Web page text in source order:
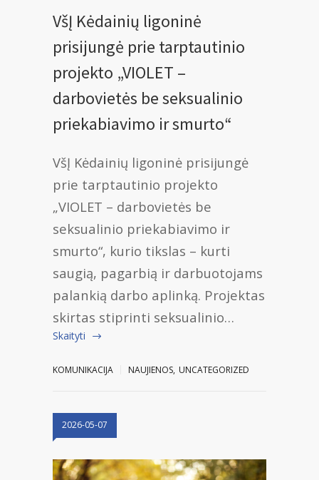
VšĮ Kėdainių ligoninė
prisijungė prie tarptautinio
projekto „VIOLET –
darbovietės be seksualinio
priekabiavimo ir smurto“
VšĮ Kėdainių ligoninė prisijungė
prie tarptautinio projekto
„VIOLET – darbovietės be
seksualinio priekabiavimo ir
smurto“, kurio tikslas – kurti
saugią, pagarbią ir darbuotojams
palankią darbo aplinką. Projektas
skirtas stiprinti seksualinio…
Skaityti
KOMUNIKACIJA NAUJIENOS, UNCATEGORIZED
2026-05-07